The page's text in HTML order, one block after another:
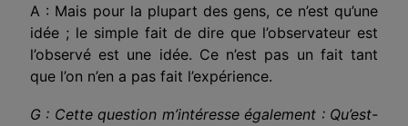
A : Mais pour la plupart des gens, ce n’est qu’une
idée ; le simple fait de dire que l’observateur est
l’observé est une idée. Ce n’est pas un fait tant
que l’on n’en a pas fait l’expérience.
G : Cette question m’intéresse également : Qu’est-